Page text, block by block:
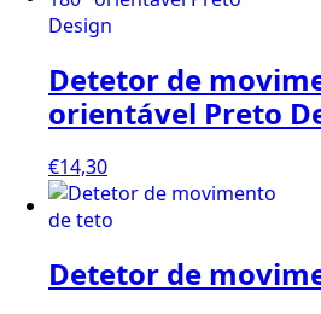
Detetor de
orientável Preto
€14,30
Detetor de